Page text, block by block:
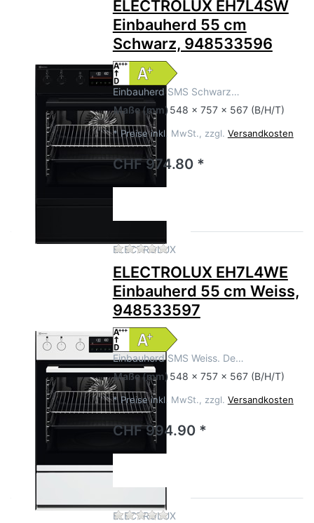
ELECTROLUX EH7L4SW
Einbauherd 55 cm
Schwarz, 948533596
Einbauherd SMS Schwarz…
Maße(mm) 548 x 757 x 567 (B/H/T)
* Preise inkl. MwSt., zzgl. Versandkosten
CHF 974.80 *
ELECTROLUXZu diesem Produkt liegen
ELECTROLUX EH7L4WE
Einbauherd 55 cm Weiss,
948533597
Einbauherd SMS Weiss. De…
Maße(mm) 548 x 757 x 567 (B/H/T)
* Preise inkl. MwSt., zzgl. Versandkosten
CHF 994.90 *
ELECTROLUXZu diesem Produkt liegen